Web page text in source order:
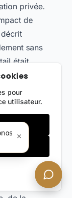
privée.
de
sans
était
avant même
n'est pas
laquelle
client se
est fluide
prête à
pour
utilisateur.
×